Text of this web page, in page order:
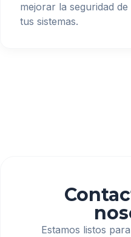
mejorar la seguridad de
tus sistemas.
Estamos listos